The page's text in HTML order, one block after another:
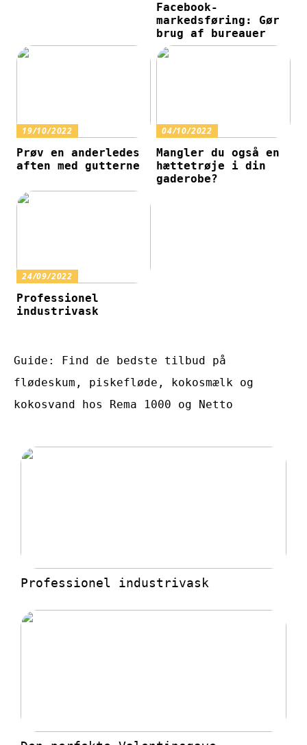
Facebook-
markedsføring: Gør
brug af bureauer
19/10/2022
Prøv en anderledes
aften med gutterne
04/10/2022
Mangler du også en
hættetrøje i din
gaderobe?
24/09/2022
Professionel
industrivask
Guide: Find de bedste tilbud på
flødeskum, piskefløde, kokosmælk og
kokosvand hos Rema 1000 og Netto
Professionel industrivask